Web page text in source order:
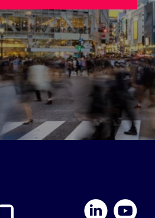
YouTube